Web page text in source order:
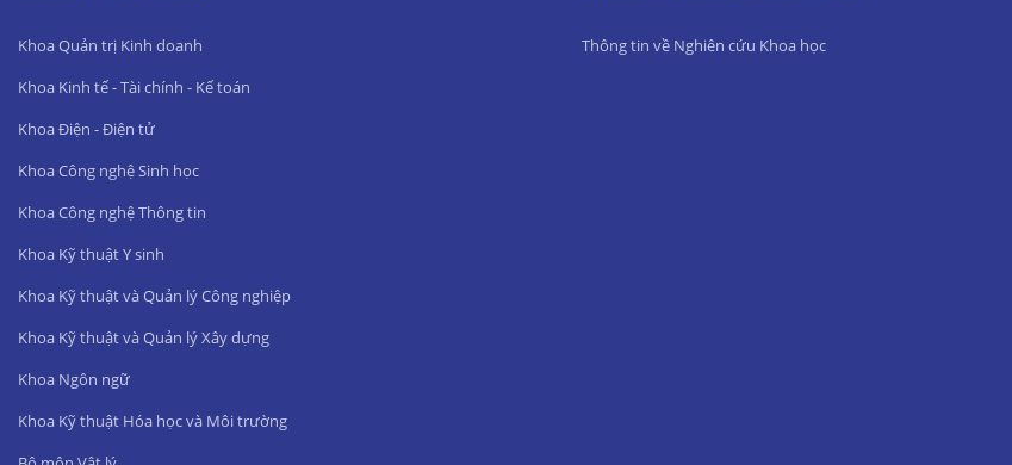
Khoa Quản trị Kinh doanh
Khoa Kinh tế - Tài chính - Kế toán
Khoa Điện - Điện tử
Khoa Công nghệ Sinh học
Khoa Công nghệ Thông tin
Khoa Kỹ thuật Y sinh
Khoa Kỹ thuật và Quản lý Công nghiệp
Khoa Kỹ thuật và Quản lý Xây dựng
Khoa Ngôn ngữ
Khoa Kỹ thuật Hóa học và Môi trường
Thông tin về Nghiên cứu Khoa học